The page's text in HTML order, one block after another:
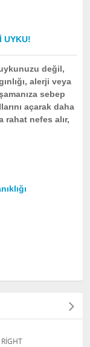
UYKU!
değil,
alerji veya
sebep
açarak daha
rahat nefes alır,